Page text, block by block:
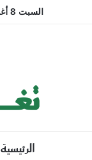
السبت 8 أغسطس 2026
الرئيسية